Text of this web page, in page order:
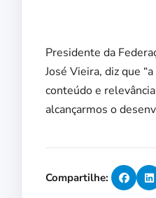
Presidente da
José Vieira, diz que
conteúdo e
alcançarmos o
Compartilhe: